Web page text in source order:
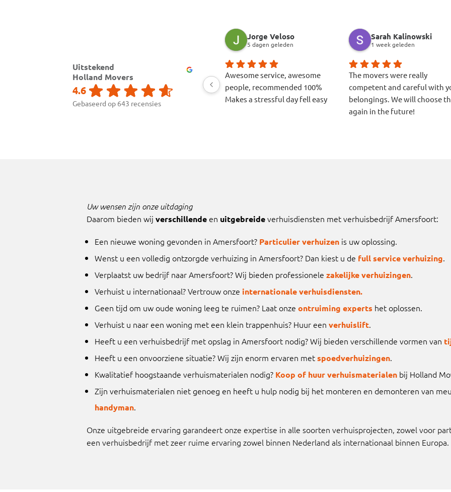
Uitstekend
Holland Movers
4.6
Gebaseerd op 643 recensies
Jorge Veloso
5 dagen geleden
Awesome service, awesome
people, recommended 100%
Makes a stressful day fell easy
Sarah Kalinowski
1 week geleden
The movers were really
competent and careful with
belongings. We will choose
again in the future!
Uw wensen zijn onze uitdaging
Daarom bieden wij verschillende en uitgebreideverhuisdiensten met verhuisbedrijf Amersfoort:
Een nieuwe woning gevonden in Amersfoort? Particulier verhuizen is uw oplossing.
Wenst u een volledig ontzorgde verhuizing in Amersfoort? Dan kiest u de full service verhuizing.
Verplaatst uw bedrijf naar Amersfoort? Wij bieden professionele zakelijke verhuizingen.
Verhuist u internationaal? Vertrouw onze internationale verhuisdiensten.
Geen tijd om uw oude woning leeg te ruimen? Laat onze ontruiming experts het oplossen.
Verhuist u naar een woning met een klein trappenhuis? Huur een verhuislift.
Heeft u een verhuisbedrijf met opslag in Amersfoort nodig? Wij bieden verschillende vormen van
Heeft u een onvoorziene situatie? Wij zijn enorm ervaren metspoedverhuizingen.
Kwalitatief hoogstaande verhuismaterialen nodig? Koop of huur verhuismaterialen bij Holland
Zijn verhuismaterialen niet genoeg en heeft u hulp nodig bij het monteren en demonteren van
handyman.
Onze uitgebreide ervaring garandeert onze expertise in alle soorten verhuisprojecten, zowel voor
een verhuisbedrijf met zeer ruime ervaring zowel binnen Nederland als internationaal binnen Europa.